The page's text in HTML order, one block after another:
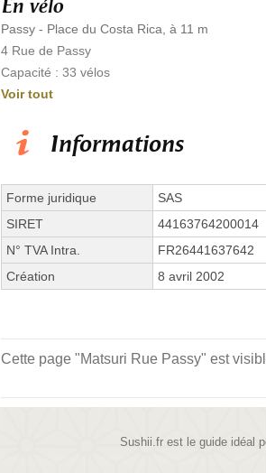
En vélo
Passy - Place du Costa Rica, à 11 m
4 Rue de Passy
Capacité : 33 vélos
Voir tout
Informations
Forme juridique
SAS
SIRET
44163764200014
N° TVA Intra.
FR26441637642
Création
8 avril 2002
Cette page "Matsuri Rue Passy" est
Sushii.fr est le guide idéal